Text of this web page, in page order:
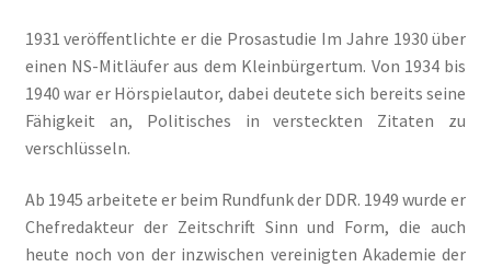
1931 veröffentlichte er die Prosastudie Im Jahre 1930 über
einen NS-Mitläufer aus dem Kleinbürgertum. Von 1934 bis
1940 war er Hörspielautor, dabei deutete sich bereits seine
Fähigkeit an, Politisches in versteckten Zitaten zu
verschlüsseln.
Ab 1945 arbeitete er beim Rundfunk der DDR. 1949 wurde er
Chefredakteur der Zeitschrift Sinn und Form, die auch
heute noch von der inzwischen vereinigten Akademie der